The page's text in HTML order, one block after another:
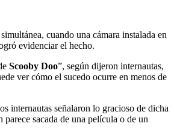
cuando una cámara instalada en
evidenciar el hecho.
Scooby Doo”, según dijeron internautas,
ver cómo el sucedo ocurre en menos de
internautas señalaron lo gracioso de dicha
parece sacada de una película o de un